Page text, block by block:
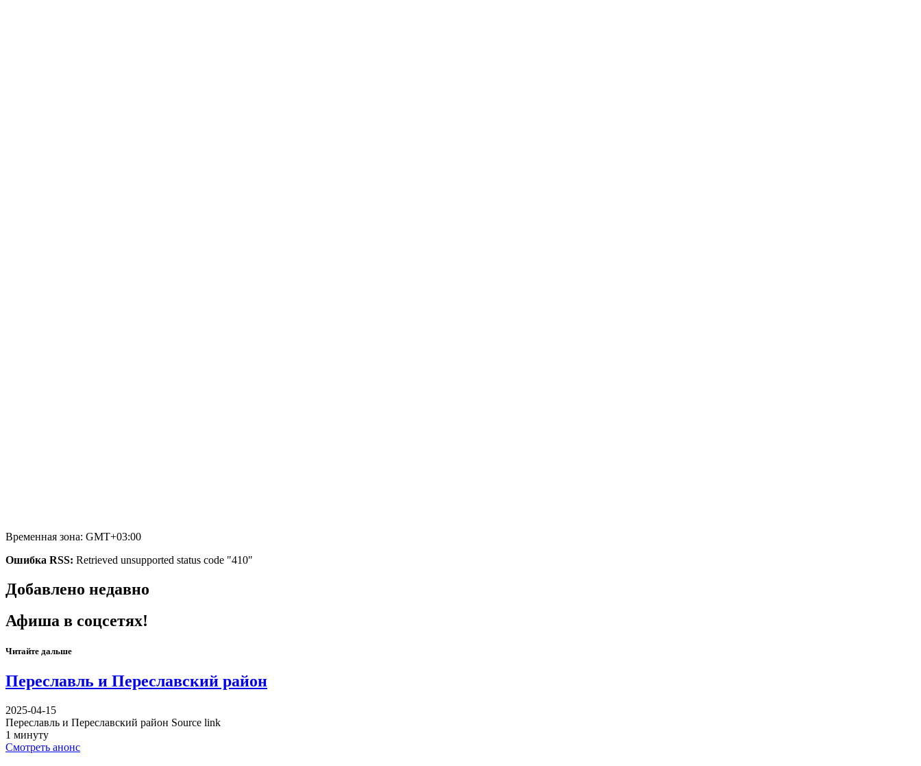
Временная зона: GMT+03:00
Ошибка RSS: Retrieved unsupported status code "410"
Добавлено недавно
Афиша в соцсетях!
Читайте дальше
Переславль и Переславский район
2025-04-15
Переславль и Переславский район Source link
1 минуту
Смотреть анонс